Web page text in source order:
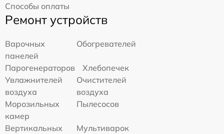
Способы оплаты
Ремонт устройств
Варочных
панелей
Обогревателей
Парогенераторов
Хлебопечек
Увлажнителей
воздуха
Очистителей
воздуха
Морозильных
камер
Пылесосов
Вертикальных
Мультиварок